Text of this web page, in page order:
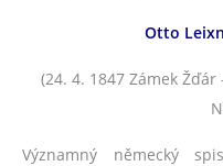
Otto
(24. 4. 1847 Zámek
Významný německý